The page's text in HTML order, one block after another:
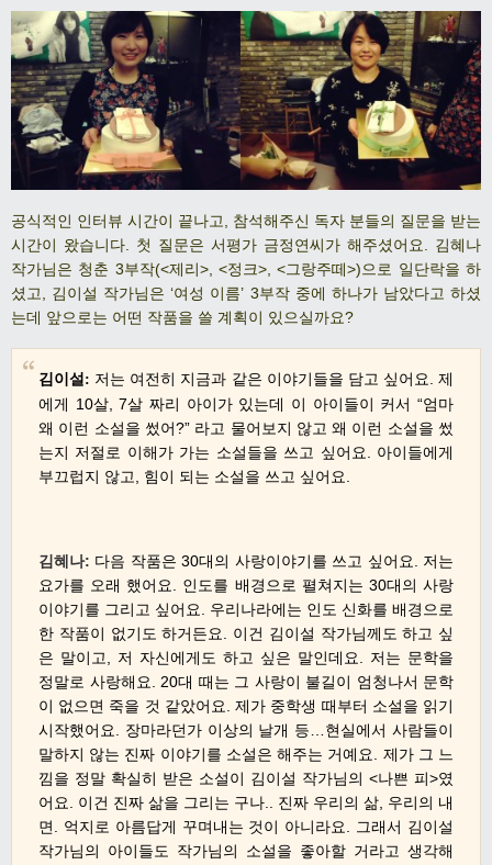
공식적인 인터뷰 시간이 끝나고, 참석해주신 독자 분들의 질문을 받는
시간이 왔습니다. 첫 질문은 서평가 금정연씨가 해주셨어요. 김혜나
작가님은 청춘 3부작(<제리>, <정크>, <그랑주떼>)으로 일단락을 하
셨고
김이설 작가님은 ‘여성 이름’ 3부작 중에 하나가 남았다고 하셨
는데 앞으로는 어떤 작품을 쓸 계획이 있으실까요?
김이설 : 저는 여전히 지금과 같은 이야기들을 담고 싶어요
제
에게 10살, 7살 짜리 아이가 있는데 이 아이들이 커서“엄마
왜 이런 소설을 썼어?” 라고 물어보지 않고 왜 이런 소설을 썼
는지 저절로 이해가 가는 소설들을 쓰고 싶어요
아이들에게
부끄럽지 않고
힘이 되는 소설을 쓰고 싶어요
김혜나: 다음 작품은30대의 사랑이야기를 쓰고 싶어요. 저는
요가를 오래 했어요. 인도를 배경으로 펼쳐지는 30대의 사랑
이야기를 그리고 싶어요. 우리나라에는 인도 신화를 배경으로
한 작품이 없기도 하거든요. 이건 김이설 작가님께도 하고 싶
은 말이고, 저 자신에게도 하고 싶은 말인데요. 저는 문학을
정말로 사랑해요. 20대 때는 그 사랑이 불길이 엄청나서 문학
이 없으면 죽을 것 같았어요.제가 중학생 때부터 소설을 읽기
시작했어요. 장마라던가 이상의 날개 등…현실에서 사람들이
말하지 않는 진짜 이야기를 소설은 해주는 거예요. 제가 그 느
낌을 정말 확실히 받은 소설이 김이설 작가님의 <나쁜 피>였
어요. 이건 진짜 삶을 그리는 구나.. 진짜 우리의 삶, 우리의 내
면. 억지로 아름답게 꾸며내는 것이 아니라요. 그래서 김이설
작가님의 아이들도 작가님의 소설을 좋아할 거라고 생각해